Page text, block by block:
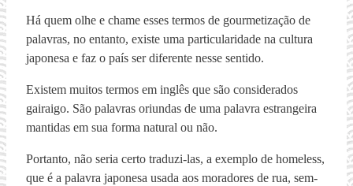
Há quem olhe e chame esses termos de gourmetização de
palavras, no entanto, existe uma particularidade na cultura
japonesa e faz o país ser diferente nesse sentido.
Existem muitos termos em inglês que são considerados
gairaigo. São palavras oriundas de uma palavra estrangeira
mantidas em sua forma natural ou não.
Portanto, não seria certo traduzi-las, a exemplo de homeless,
que é a palavra japonesa usada aos moradores de rua, sem-